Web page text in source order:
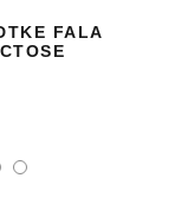
FALA